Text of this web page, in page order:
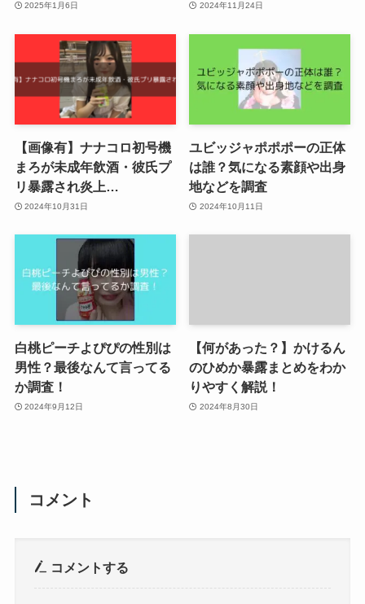
2025年1月6日 2024年11月24日
【画像有】ナナコロ初号機
まろが未成年飲酒・彼氏プ
リ暴露され炎上…
2024年10月31日
ユビッジャポポポーの正体
は誰？気になる素顔や出身
地などを調査
2024年10月11日
白桃ピーチよぴぴの性別は
男性？最後なんて言ってる
か調査！
2024年9月12日
【何があった？】かけるん
のひめか暴露まとめをわか
りやすく解説！
2024年8月30日
コメント
コメントする